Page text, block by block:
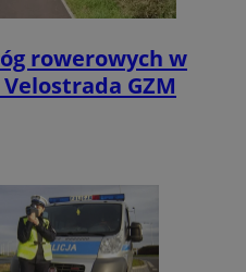
rowerowych w
GZM